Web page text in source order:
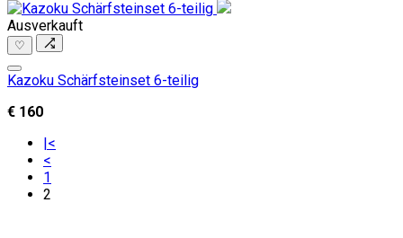
Ausverkauft
♡
Kazoku Schärfsteinset 6-teilig
€ 160
|<
<
1
2